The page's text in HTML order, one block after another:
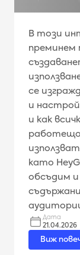
В този
преминем
се
и
и как
работещо
като
обсъдим
Дата
21.04.2026
Виж